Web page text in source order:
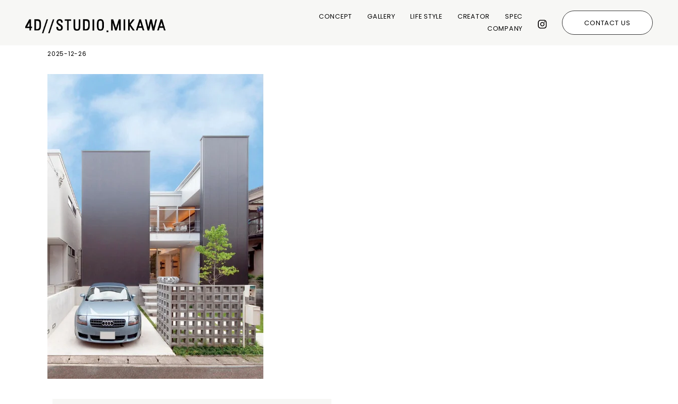
CONCEPT GALLERY LIFE STYLE CREATOR
SPEC
COMPANY
CONTACT US
素材 作成 (14)
2025-12-26